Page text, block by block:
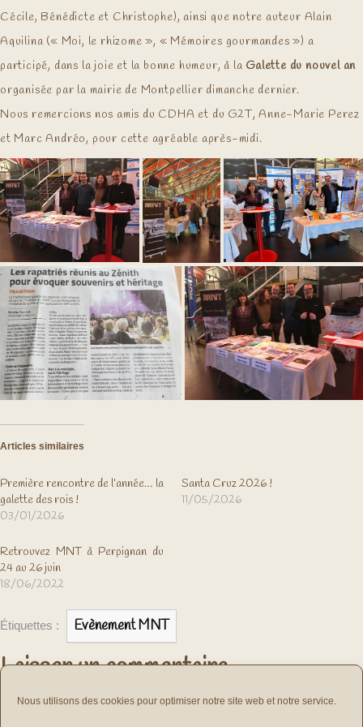
Nous utilisons des cookies pour optimiser notre site web et notre service.
Cécile, Bénédicte et Christophe), ainsi que notre auteur Alain
Aquilina (« Moi, le rhizome », « Mémoires gourmandes ») a
participé, dans la joie et la bonne humeur, à la Galette du nouvel an
organisée par la mairie de Montpellier dimanche dernier.
Nous remercions nos amis du CDHA et du G2T, Anne-Marie Perez
et Marc Andréo, pour cette agréable après-midi.
Articles similaires
Première rencontre de l’année… la
galette des rois !
03/01/2026
Santa Cruz 2026 !
11/05/2026
Retrouvez MNT à Perpignan du
24 au 26 juin
18/06/2022
Étiquettes : Evènement MNT
Laisser un commentaire
Vous devezvous connecterpour publier un commentaire.